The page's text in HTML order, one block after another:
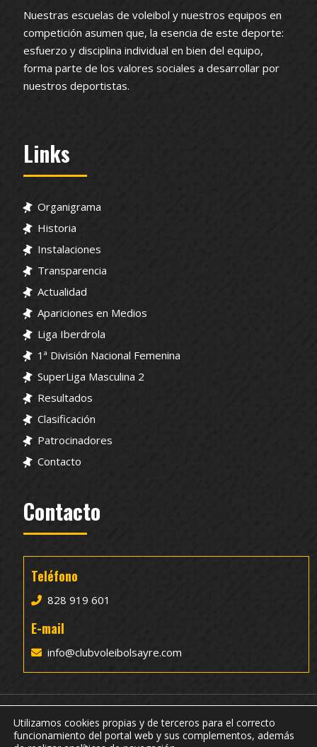
Nuestras escuelas de voleibol y nuestros equipos en
competición asumen que, la esencia de este deporte:
esfuerzo y disciplina individual en bien del equipo,
forma parte de los valores sociales a desarrollar por
nuestros deportistas.
Links
Organigrama
Historia
Instalaciones
Transparencia
Actualidad
Apariciones en Medios
Liga Iberdrola
1ª División Nacional Femenina
SuperLiga Masculina 2
Resultados
Clasificación
Patrocinadores
Contacto
Contacto
Teléfono
828 919 601
E-mail
info@clubvoleibolsayre.com
Utilizamos cookies propias y de terceros para el correcto
funcionamiento del portal web y sus complementos, además